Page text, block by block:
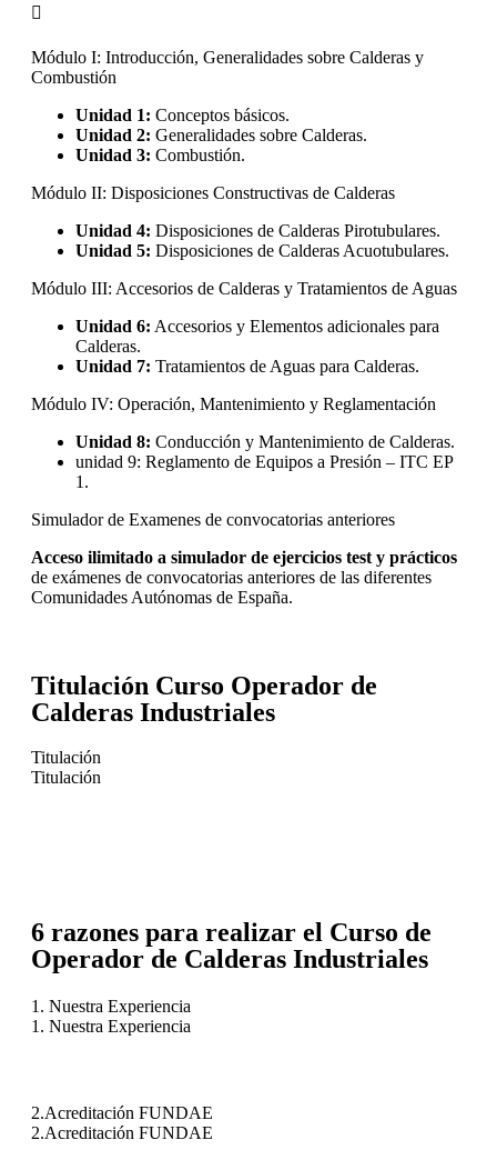
Módulo I: Introducción, Generalidades sobre Calderas y
Combustión
Unidad 1: Conceptos básicos.
Unidad 2: Generalidades sobre Calderas.
Unidad 3: Combustión.
Módulo II: Disposiciones Constructivas de Calderas
Unidad 4: Disposiciones de Calderas Pirotubulares.
Unidad 5: Disposiciones de Calderas Acuotubulares.
Módulo III: Accesorios de Calderas y Tratamientos de Aguas
Unidad 6: Accesorios y Elementos adicionales para
Calderas.
Unidad 7: Tratamientos de Aguas para Calderas.
Módulo IV: Operación, Mantenimiento y Reglamentación
Unidad 8: Conducción y Mantenimiento de Calderas.
unidad 9: Reglamento de Equipos a Presión – ITC EP
1.
Simulador de Examenes de convocatorias anteriores
Acceso ilimitado a simulador de ejercicios test y prácticos
de exámenes de convocatorias anteriores de las diferentes
Comunidades Autónomas de España.
Titulación Curso Operador de
Calderas Industriales
Titulación
Titulación
6 razones para realizar el Curso de
Operador de Calderas Industriales
1. Nuestra Experiencia
1. Nuestra Experiencia
2.Acreditación FUNDAE
2.Acreditación FUNDAE